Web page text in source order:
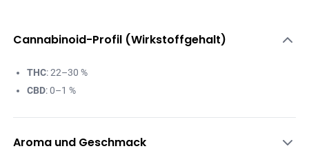
Cannabinoid-Profil (Wirkstoffgehalt)
THC: 22–30 %
CBD: 0–1 %
Aroma und Geschmack